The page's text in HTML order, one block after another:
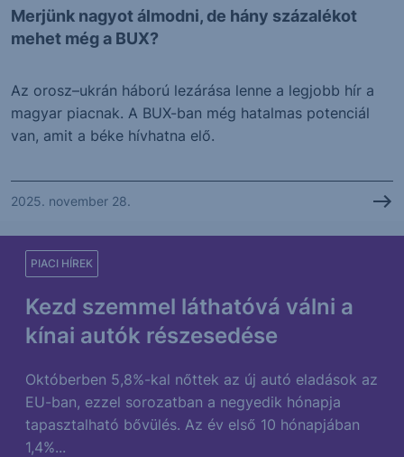
Merjünk nagyot álmodni, de hány százalékot
mehet még a BUX?
Az orosz–ukrán háború lezárása lenne a legjobb hír a
magyar piacnak. A BUX-ban még hatalmas potenciál
van, amit a béke hívhatna elő.
2025. november 28.
Kezd szemmel láthatóvá válni a
kínai autók részesedése
PIACI HÍREK
Októberben 5,8%-kal nőttek az új autó eladások az
EU-ban, ezzel sorozatban a negyedik hónapja
tapasztalható bővülés. Az év első 10 hónapjában
1,4%...